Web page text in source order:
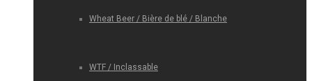
Wheat Beer / Bière de blé / Blanche
WTF / Inclassable